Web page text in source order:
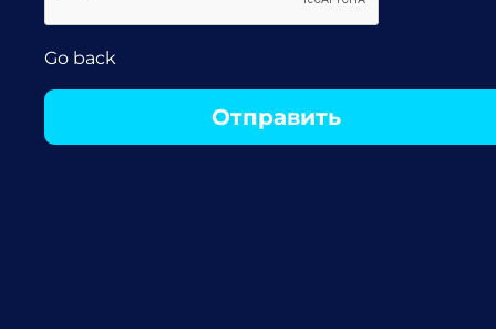
Go back
Отправить